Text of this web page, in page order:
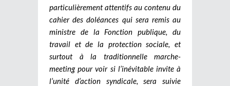
particulièrement attentifs au contenu du
cahier des doléances qui sera remis au
ministre de la Fonction publique, du
travail et de la protection sociale, et
surtout à la traditionnelle marche-
meeting pour voir si l’inévitable invite à
l’unité d’action syndicale, sera suivie